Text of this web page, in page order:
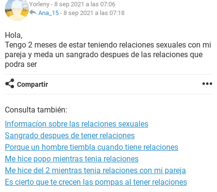
NUTRICIÓN
BIENESTAR
SEXUALIDAD
GLOSARIO
Yorleny - 8 sep 2021 a las 07:06
Ana_15 - 8 sep 2021 a las 07:18
Hola,
Tengo 2 meses de estar teniendo relaciones sexuales con mi
pareja y meda un sangrado despues de las relaciones que
podra ser
Compartir
Consulta también:
Informacíon sobre las relaciones sexuales
Sangrado despues de tener relaciones
Porque un hombre tiembla cuando tiene relaciones
Me hice popo mientras tenia relaciones
Me hice del 2 mientras tenia relaciones con mi pareja
Es cierto que te crecen las pompas al tener relaciones